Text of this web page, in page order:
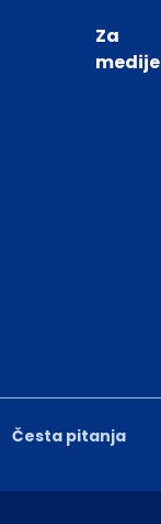
Česta pitanja
Za
medije